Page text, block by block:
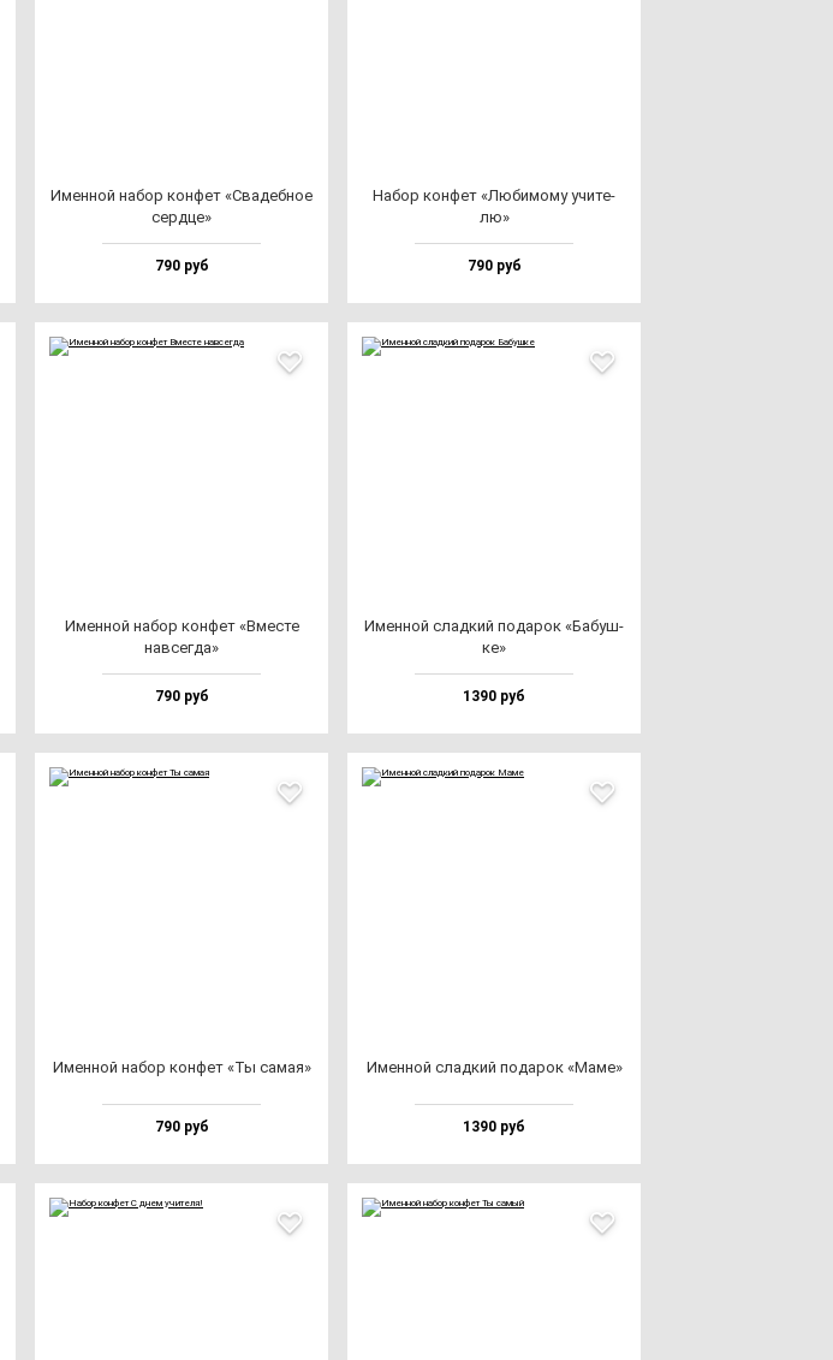
Имен­ной на­бор кон­фет «Сва­деб­ное
сер­дце»
790 руб
Набор кон­фет «Люби­мо­му учи­те­
лю»
790 руб
Имен­ной на­бор кон­фет «Вмес­те
нав­сег­да»
790 руб
Имен­ной слад­кий по­да­рок «Бабуш­
ке»
1390 руб
Имен­ной на­бор кон­фет «Ты са­мая»
790 руб
Имен­ной слад­кий по­да­рок «Маме»
1390 руб